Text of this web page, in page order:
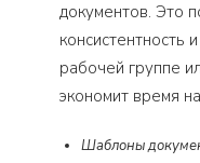
документов. Это
консистентность
рабочей группе
экономит время
Шаблоны